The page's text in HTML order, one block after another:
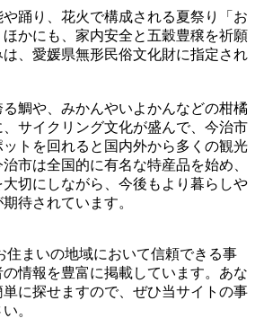
踊り、花火で構成される夏祭り「お
かにも、家内安全と五穀豊穣を祈願
、愛媛県無形民俗文化財に指定され
鯛や、みかんやいよかんなどの柑橘
サイクリング文化が盛んで、今治市
トを回れると国内外から多くの観光
市は全国的に有名な特産品を始め、
切にしながら、今後もより暮らしや
待されています。
住まいの地域において信頼できる事
情報を豊富に掲載しています。あな
に探せますので、ぜひ当サイトの事
。